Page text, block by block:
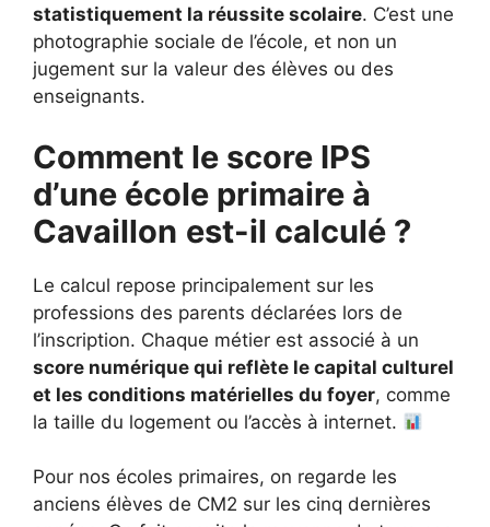
statistiquement la réussite scolaire. C’est une
photographie sociale de l’école, et non un
jugement sur la valeur des élèves ou des
enseignants.
Comment le score IPS
d’une école primaire à
Cavaillon est-il calculé ?
Le calcul repose principalement sur les
professions des parents déclarées lors de
l’inscription. Chaque métier est associé à un
score numérique qui reflète le capital culturel
et les conditions matérielles du foyer, comme
la taille du logement ou l’accès à internet.
Pour nos écoles primaires, on regarde les
anciens élèves de CM2 sur les cinq dernières